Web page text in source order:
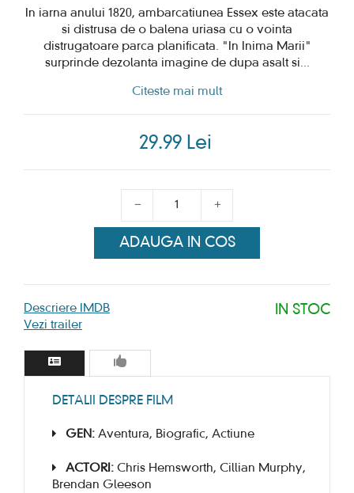
In iarna anului 1820, ambarcatiunea Essex este atacata
si distrusa de o balena uriasa cu o vointa
distrugatoare parca planificata. "In Inima Marii"
surprinde dezolanta imagine de dupa asalt si...
Citeste mai mult
29.99 Lei
ADAUGA IN COS
Descriere IMDB
Vezi trailer
IN STOC
DETALII DESPRE FILM
GEN: Aventura, Biografic, Actiune
ACTORI: Chris Hemsworth, Cillian Murphy,
Brendan Gleeson